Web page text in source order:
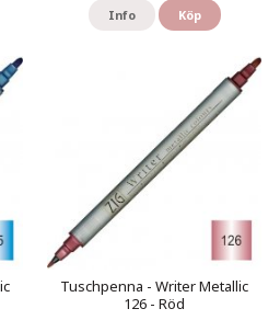
Info Köp
Tuschpenna - Writer Metallic
126 - Röd